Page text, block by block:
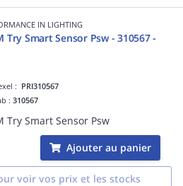
IN LIGHTING
Kit-M Try Smart Sensor Psw - 310567 -
: PRI310567
:310567
Try Smart Sensor Psw
Ajouter au panier
voir vos prix et les stocks